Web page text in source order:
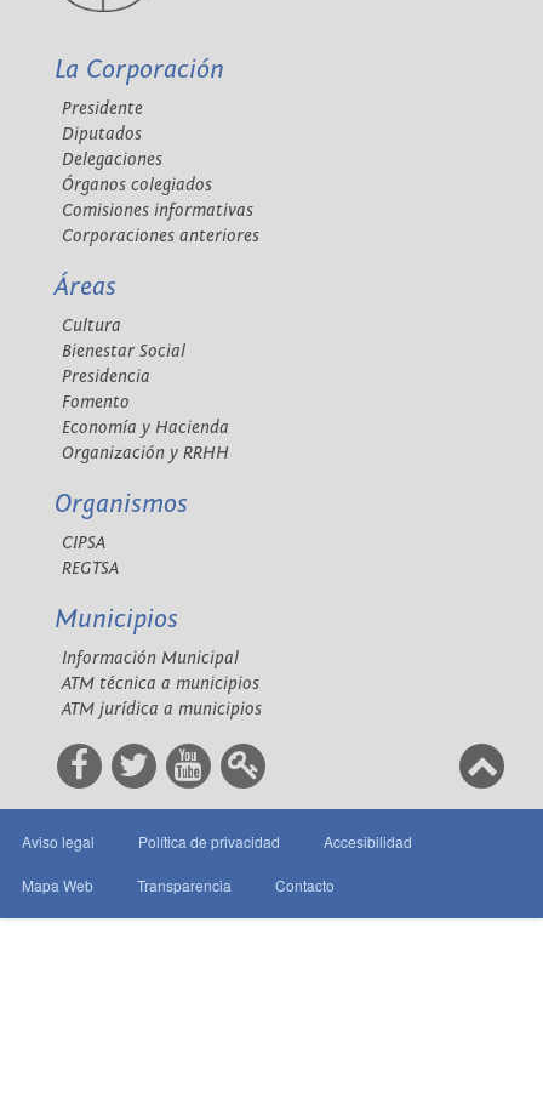
La Corporación
Presidente
Diputados
Delegaciones
Órganos colegiados
Comisiones informativas
Corporaciones anteriores
Áreas
Cultura
Bienestar Social
Presidencia
Fomento
Economía y Hacienda
Organización y RRHH
Organismos
CIPSA
REGTSA
Municipios
Información Municipal
ATM técnica a municipios
ATM jurídica a municipios
Aviso legal Política de privacidad Accesibilidad
Mapa Web Transparencia Contacto